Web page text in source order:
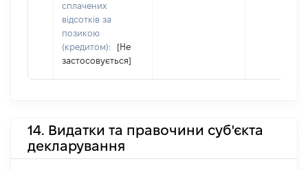
сплачених
відсотків за
позикою
(кредитом):
[Не
застосовується]
14. Видатки та правочини суб'єкта
декларування